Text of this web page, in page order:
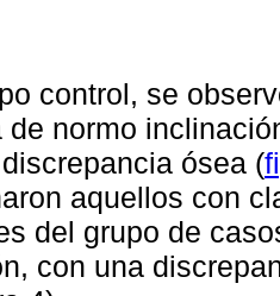
control, se
de normo
ósea (
aquellos con
del grupo de
con una